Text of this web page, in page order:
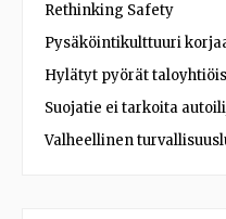
Rethinking Safety
Pysäköintikulttuuri
Hylätyt pyörät
Suojatie ei tarkoita
Valheellinen